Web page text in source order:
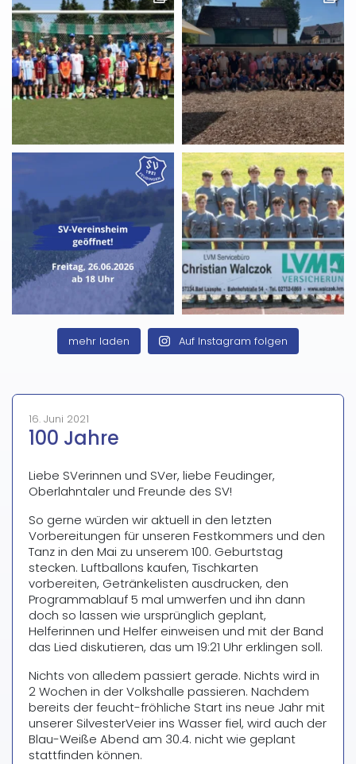
mehr laden Auf Instagram folgen
Neuigkeiten
16. Juni 2021
100 Jahre
Liebe SVerinnen und SVer, liebe Feudinger,
Oberlahntaler und Freunde des SV!
So gerne würden wir aktuell in den letzten
Vorbereitungen für unseren Festkommers und den
Tanz in den Mai zu unserem 100. Geburtstag
stecken. Luftballons kaufen, Tischkarten
vorbereiten, Getränkelisten ausdrucken, den
Programmablauf 5 mal umwerfen und ihn dann
doch so lassen wie ursprünglich geplant,
Helferinnen und Helfer einweisen und mit der Band
das Lied diskutieren, das um 19:21 Uhr erklingen soll.
Nichts von alledem passiert gerade. Nichts wird in
2 Wochen in der Volkshalle passieren. Nachdem
bereits der feucht-fröhliche Start ins neue Jahr mit
unserer SilvesterVeier ins Wasser fiel, wird auch der
Blau-Weiße Abend am 30.4. nicht wie geplant
stattfinden können.